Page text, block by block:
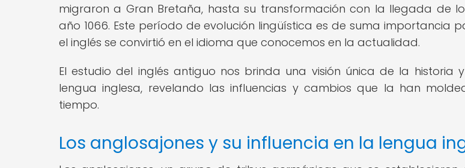
migraron a Gran Bretaña, hasta su transformación con la llegada de
año 1066. Este período de evolución lingüística es de suma importancia
el inglés se convirtió en el idioma que conocemos en la actualidad.
El estudio del inglés antiguo nos brinda una visión única de la historia
lengua inglesa, revelando las influencias y cambios que la han
tiempo.
Los anglosajones y su influencia en la lengua